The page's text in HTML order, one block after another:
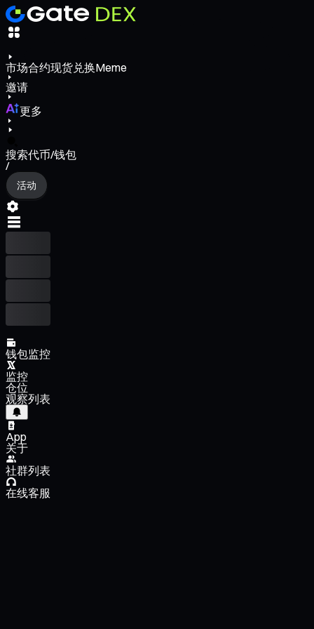
市场合约现货兑换Meme
邀请
更多
搜索代币/钱包
/
活动
钱包监控
监控
仓位
观察列表
App
关于
社群列表
在线客服